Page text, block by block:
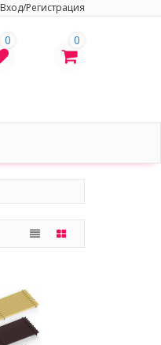
Вход/Регистрация
0 0